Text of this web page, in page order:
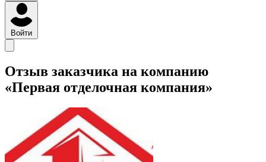
Войти
Отзыв заказчика на компанию
«Первая отделочная компания»